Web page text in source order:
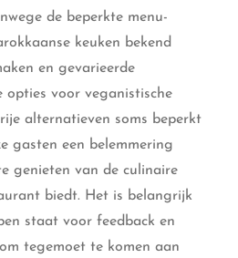
de beperkte menu-
keuken bekend
en gevarieerde
opties voor veganistische
alternatieven soms beperkt
gasten een belemmering
genieten van de culinaire
biedt. Het is belangrijk
staat voor feedback en
tegemoet te komen aan